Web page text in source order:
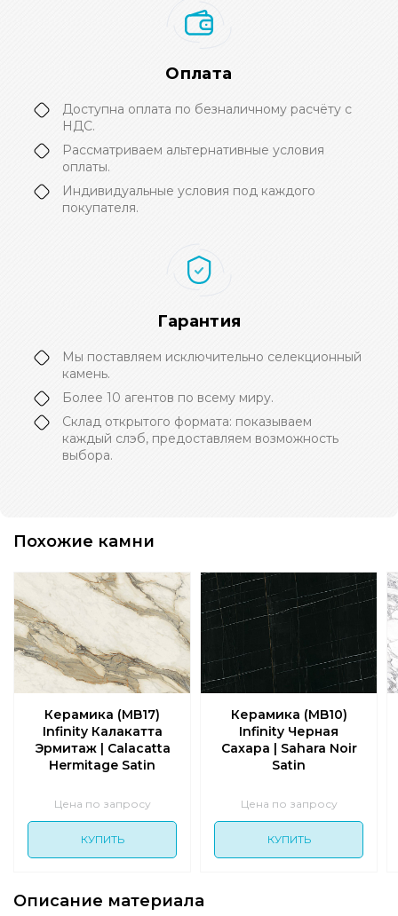
Оплата
Доступна оплата по безналичному расчёту с
НДС.
Рассматриваем альтернативные условия
оплаты.
Индивидуальные условия под каждого
покупателя.
Гарантия
Мы поставляем исключительно селекционный
камень.
Более 10 агентов по всему миру.
Склад открытого формата: показываем
каждый слэб, предоставляем возможность
выбора.
Похожие камни
Керамика (MB17)
Infinity Калакатта
Эрмитаж | Calacatta
Hermitage Satin
Цена по запросу
КУПИТЬ
Керамика (MB10)
Infinity Черная
Сахара | Sahara Noir
Satin
Цена по запросу
КУПИТЬ
Описание материала